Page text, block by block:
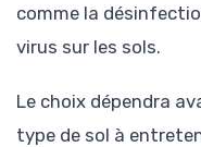
comme la
virus sur les sols.
Le choix dépendra
type de sol à